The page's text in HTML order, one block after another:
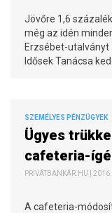
Jövőre 1,6
még az idén
Erzsébet-
Idősek Tanácsa
SZEMÉLYES PÉNZÜGYEK
Ügyes
cafeteria-
PRIVÁTBANKÁR.HU |
A cafeteria-